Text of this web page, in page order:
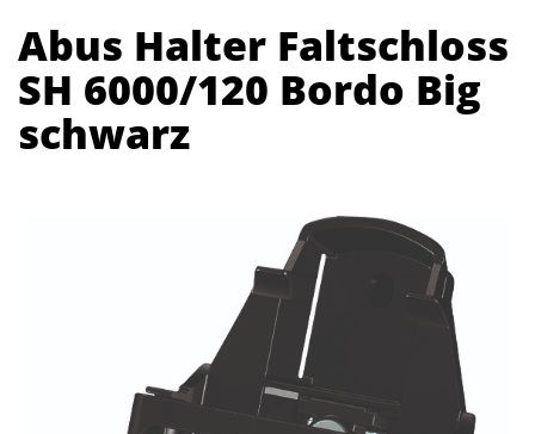
Abus Halter Faltschloss
SH 6000/120 Bordo Big
schwarz